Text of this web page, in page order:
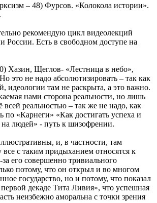
– 48) Фурсов. «Колокола истории».
рекомендую цикл видеолекций
России. Есть в свободном доступе на
Хазин, Щеглов- «Лестница в небо»,
это не надо абсолютизировать – так как
идеологии там не раскрыта, а это важно.
нами сторона реальности, но лишь
всей реальностью – так же не надо, как
по «Карнеги» «Как достигать успеха и
на людей» - путь к шизофрении.
и, в частности, там
все с таким придыханием относятся к
его совершенно тривиального
потому, что он открыл и во многом
государство, но и потому, что показал
декаде Тита Ливия», что успешная
неизбежно аморальна с точки зрения